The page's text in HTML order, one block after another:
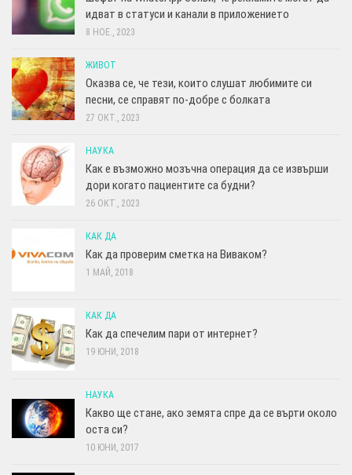
идват в статуси и канали в приложението
8 НОЕ., 2023
ЖИВОТ
Оказва се, че тези, които слушат любимите си
песни, се справят по-добре с болката
27 ОКТ., 2023
НАУКА
Как е възможно мозъчна операция да се извърши
дори когато пациентите са будни?
26 ОКТ., 2023
КАК ДА
Как да проверим сметка на Виваком?
1 МАЙ, 2018
КАК ДА
Как да спечелим пари от интернет?
19 ЮНИ, 2018
НАУКА
Какво ще стане, ако земята спре да се върти около
оста си?
10 ЮНИ, 2017